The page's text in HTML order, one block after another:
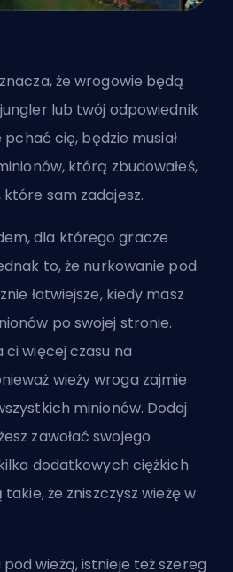
że wrogowie będą
lub twój odpowiednik
cię, będzie musiał
którą zbudowałeś,
sam zadajesz.
dla którego gracze
to, że nurkowanie pod
łatwiejsze, kiedy masz
po swojej stronie.
więcej czasu na
wieży wroga zajmie
minionów. Dodaj
zawołać swojego
dodatkowych ciężkich
że zniszczysz wieżę w
wieżą, istnieje też szereg